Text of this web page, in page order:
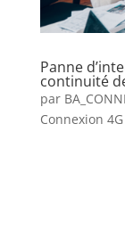
Panne
continuité
par
Connexion